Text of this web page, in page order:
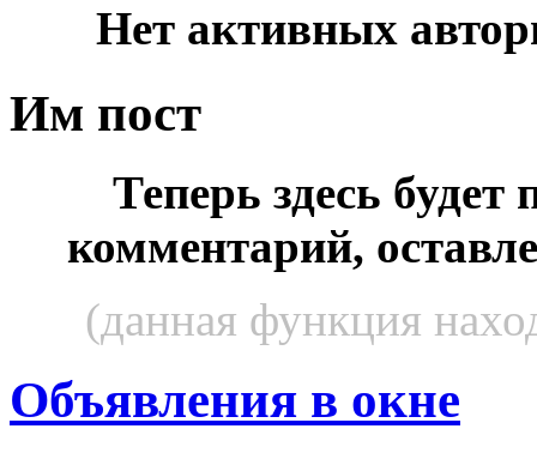
Нет активных
Им пост
Теперь здесь будет
комментарий,
(данная функция
Объявления в окне